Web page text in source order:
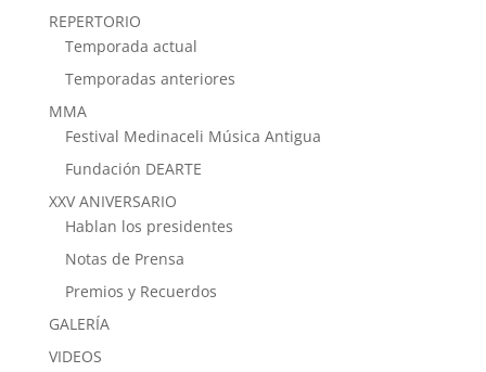
REPERTORIO
Temporada actual
Temporadas anteriores
MMA
Festival Medinaceli Música Antigua
Fundación DEARTE
XXV ANIVERSARIO
Hablan los presidentes
Notas de Prensa
Premios y Recuerdos
GALERÍA
VIDEOS